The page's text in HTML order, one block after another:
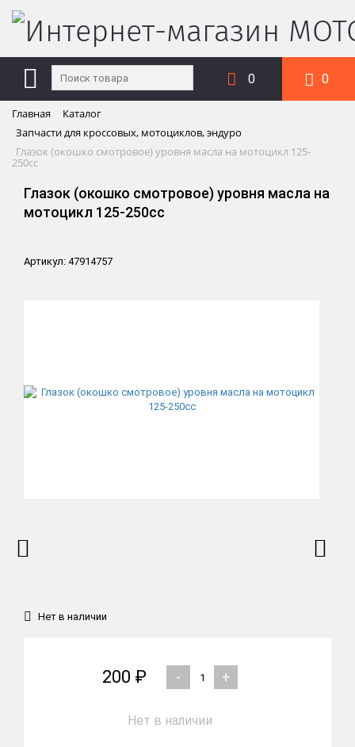
0 0
Главная
Каталог
Запчасти для кроссовых, мотоциклов, эндуро
Глазок (окошко смотровое) уровня масла на мотоцикл 125-
250cc
Глазок (окошко смотровое) уровня масла на
мотоцикл 125-250cc
Артикул: 47914757
Нет в наличии
200 ₽ - +
Нет в наличии